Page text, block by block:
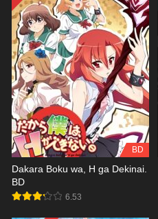
BD
Dakara Boku wa, H ga Dekinai.
BD
6.53